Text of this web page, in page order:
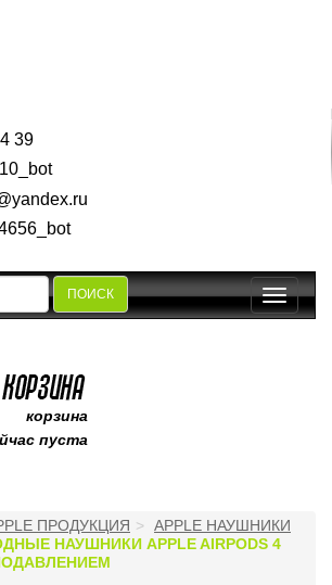
39
ПОИСК
Toggle
корзина
пуста
ПРОДУКЦИЯ
APPLE НАУШНИКИ
НАУШНИКИ APPLE AIRPODS 4